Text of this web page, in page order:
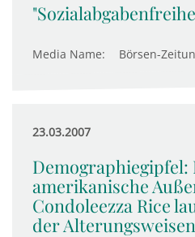
Media Name: Börsen-
23.03.2007
Demographiegipfel:
amerikanische
Condoleezza Rice
der Alterungsweisen